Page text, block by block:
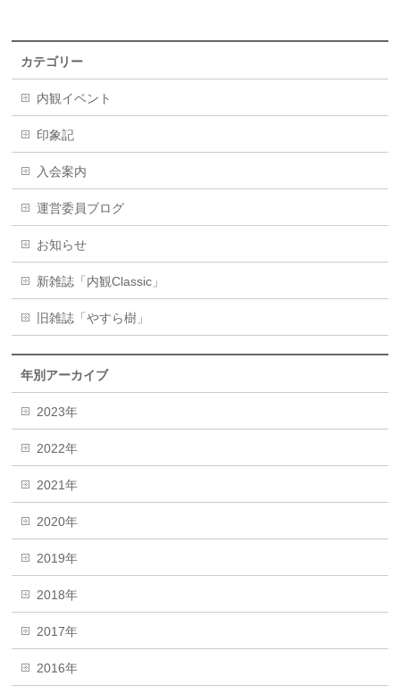
カテゴリー
内観イベント
印象記
入会案内
運営委員ブログ
お知らせ
新雑誌「内観Classic」
旧雑誌「やすら樹」
年別アーカイブ
2023年
2022年
2021年
2020年
2019年
2018年
2017年
2016年